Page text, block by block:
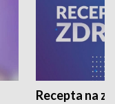
Recepta na